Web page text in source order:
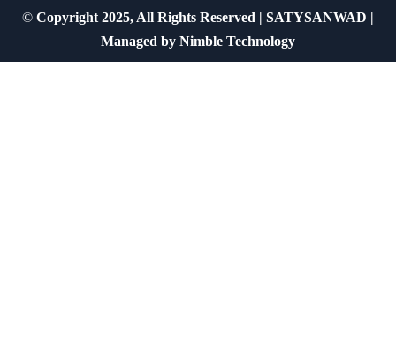
© Copyright 2025, All Rights Reserved | SATYSANWAD |
Managed by Nimble Technology